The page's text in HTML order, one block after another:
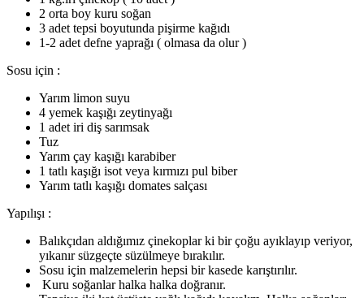
2 orta boy kuru soğan
3 adet tepsi boyutunda pişirme kağıdı
1-2 adet defne yaprağı ( olmasa da olur )
Sosu için :
Yarım limon suyu
4 yemek kaşığı zeytinyağı
1 adet iri diş sarımsak
Tuz
Yarım çay kaşığı karabiber
1 tatlı kaşığı isot veya kırmızı pul biber
Yarım tatlı kaşığı domates salçası
Yapılışı :
Balıkçıdan aldığımız çinekoplar ki bir çoğu ayıklayıp veriyor,
yıkanır süzgeçte süzülmeye bırakılır.
Sosu için malzemelerin hepsi bir kasede karıştırılır.
Kuru soğanlar halka halka doğranır.